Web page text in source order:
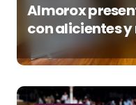
Almorox
con alicientes
acento torista